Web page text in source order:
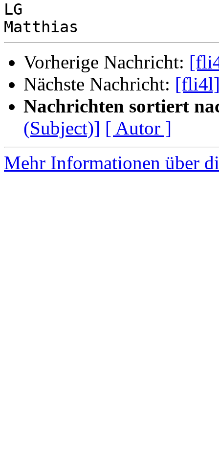
LG
Vorherige Nachricht:
Nächste Nachricht:
Nachrichten sortiert
(Subject)] [ Autor ]
Mehr Informationen über